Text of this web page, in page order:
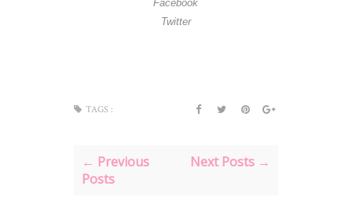
Facebook
Twitter
TAGS :
← Previous
Posts
Next Posts →